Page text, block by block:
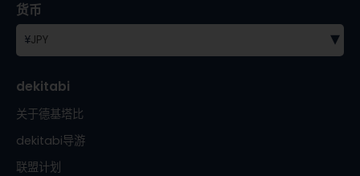
货币
¥JPY ▾
dekitabi
关于德基塔比
dekitabi导游
联盟计划